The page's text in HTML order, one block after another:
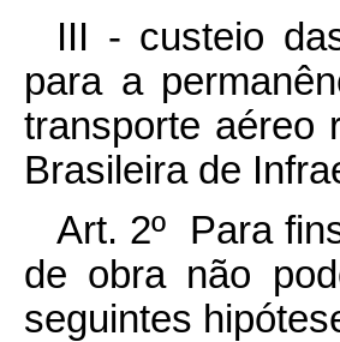
III - custeio
para a
transporte aéreo
Brasileira de
Art. 2º Para
de obra não
seguintes